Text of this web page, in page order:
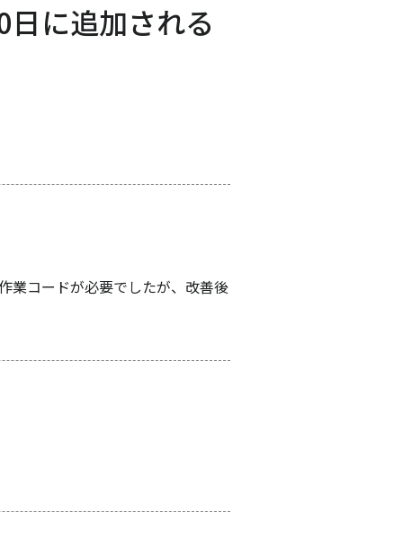
に追加される
業コードが必要でしたが、改善後